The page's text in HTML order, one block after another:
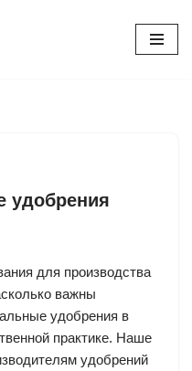
удобрения
для производства
важны
удобрения в
практике. Наше
удобрений